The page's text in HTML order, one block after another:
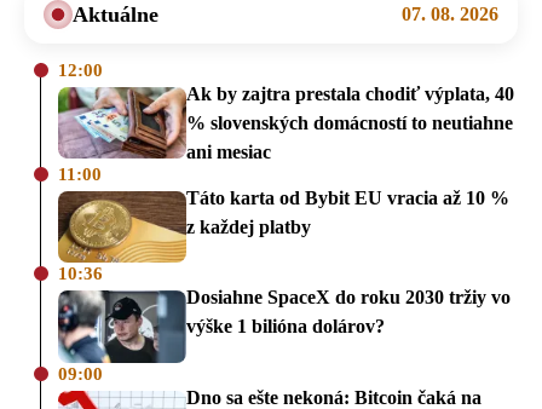
Aktuálne 07. 08. 2026
12:00
Ak by zajtra prestala chodiť výplata, 40
% slovenských domácností to neutiahne
ani mesiac
11:00
Táto karta od Bybit EU vracia až 10 %
z každej platby
10:36
Dosiahne SpaceX do roku 2030 tržiy vo
výške 1 bilióna dolárov?
09:00
Dno sa ešte nekoná: Bitcoin čaká na